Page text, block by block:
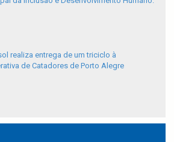
realiza entrega de um triciclo à
de Catadores de Porto Alegre